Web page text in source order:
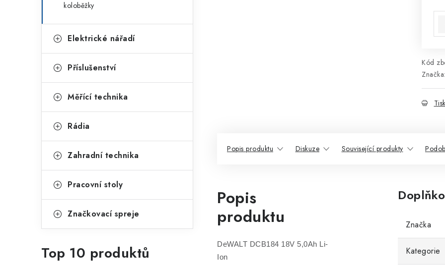
n
l
koloběžky
Elektrické nářadí
Příslušenství
Měřící technika
Rádia
Zahradní technika
Pracovní stoly
Značkovací spreje
Top 10 produktů
Kód
Značka:
Tisk
Popis produktu Diskuze Související produkty
Popis
produktu
DeWALT DCB184 18V 5,0Ah Li-
Ion
Značka
Kategorie